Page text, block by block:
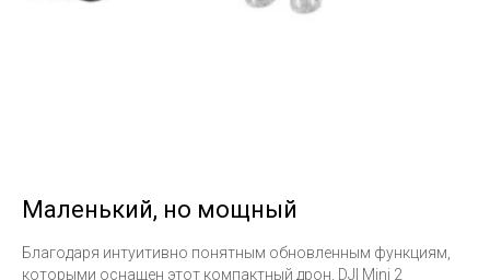
Маленький, но мощный
Благодаря интуитивно понятным обновленным функциям,
которыми оснащен этот компактный дрон, DJI Mini 2